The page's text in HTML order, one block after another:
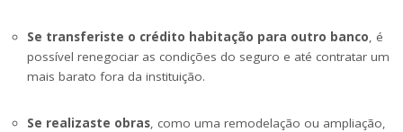
Se transferiste o crédito habitação para outro banco, é
possível renegociar as condições do seguro e até contratar um
mais barato fora da instituição.
Se realizaste obras, como uma remodelação ou ampliação,